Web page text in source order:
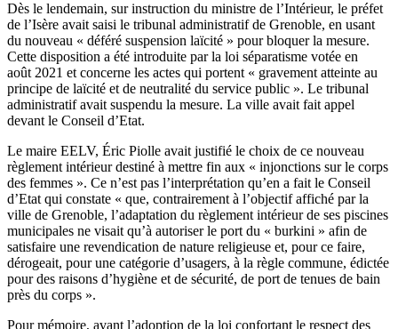
Dès le lendemain, sur instruction du ministre de l’Intérieur, le préfet
de l’Isère avait saisi le tribunal administratif de Grenoble, en usant
du nouveau « déféré suspension laïcité » pour bloquer la mesure.
Cette disposition a été introduite par la loi séparatisme votée en
août 2021 et concerne les actes qui portent « gravement atteinte au
principe de laïcité et de neutralité du service public ». Le tribunal
administratif avait suspendu la mesure. La ville avait fait appel
devant le Conseil d’Etat.
Le maire EELV, Éric Piolle avait justifié le choix de ce nouveau
règlement intérieur destiné à mettre fin aux « injonctions sur le corps
des femmes ». Ce n’est pas l’interprétation qu’en a fait le Conseil
d’Etat qui constate « que, contrairement à l’objectif affiché par la
ville de Grenoble, l’adaptation du règlement intérieur de ses piscines
municipales ne visait qu’à autoriser le port du « burkini » afin de
satisfaire une revendication de nature religieuse et, pour ce faire,
dérogeait, pour une catégorie d’usagers, à la règle commune, édictée
pour des raisons d’hygiène et de sécurité, de port de tenues de bain
près du corps ».
Pour mémoire, avant l’adoption de la loi confortant le respect des